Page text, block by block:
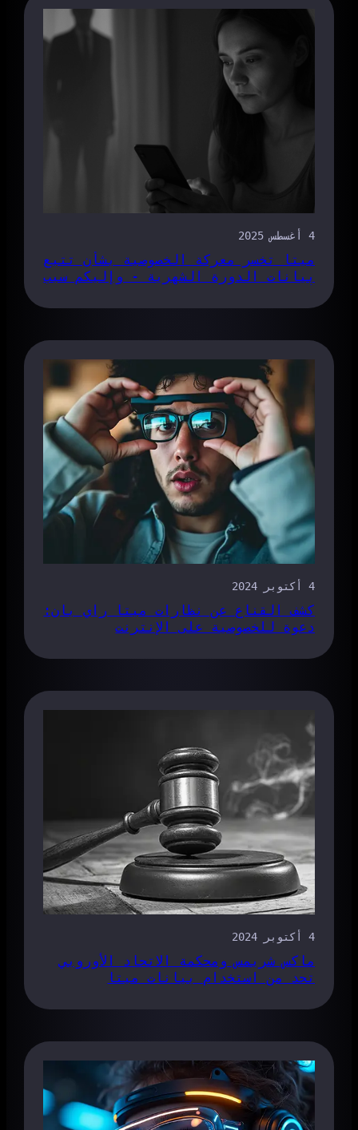
4 أغسطس 2025
ميتا تخسر معركة الخصوصية بشأن تتبع
بيانات الدورة الشهرية - وإليكم سبب
4 أكتوبر 2024
كشف القناع عن نظارات ميتا راي بان:
دعوة للخصوصية على الإنترنت
4 أكتوبر 2024
ماكس شريمس ومحكمة الاتحاد الأوروبي
تحد من استخدام بيانات ميتا